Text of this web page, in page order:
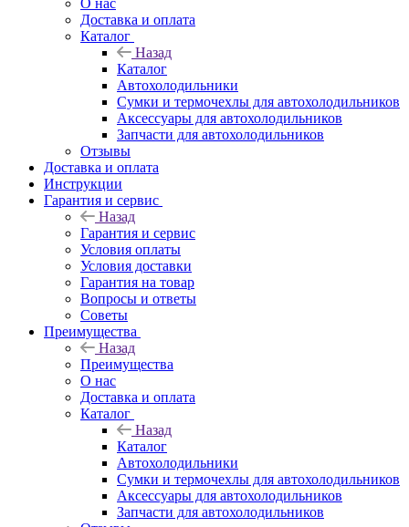
О нас
Доставка и оплата
Каталог
Назад
Каталог
Автохолодильники
Сумки и термочехлы для автохолодильников
Аксессуары для автохолодильников
Запчасти для автохолодильников
Отзывы
Доставка и оплата
Инструкции
Гарантия и сервис
Назад
Гарантия и сервис
Условия оплаты
Условия доставки
Гарантия на товар
Вопросы и ответы
Советы
Преимущества
Назад
Преимущества
О нас
Доставка и оплата
Каталог
Назад
Каталог
Автохолодильники
Сумки и термочехлы для автохолодильников
Аксессуары для автохолодильников
Запчасти для автохолодильников